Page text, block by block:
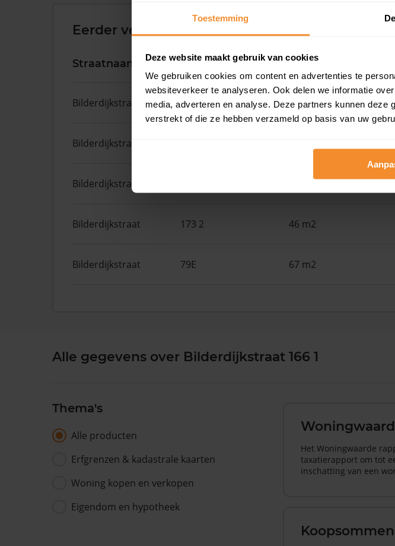
Toestemming
Deze website maakt gebruik van cookies
We gebruiken cookies om content en advertenties te
websiteverkeer te analyseren. Ook delen we informatie
media, adverteren en analyse. Deze partners kunnen
verstrekt of die ze hebben verzameld op basis van uw
Eerder verkochte woningen in de buurt
Straatnaam Huisnr. Woonoppervlak
Bilderdijkstraat 173 1 46 m2
Bilderdijkstraat
Bilderdijkstraat 61 m2
Bilderdijkstraat 173 2 46 m2
Bilderdijkstraat 79E 67 m2
Alle gegevens over Bilderdijkstraat 166 1
Thema's
Alle producten
Erfgrenzen & kadastrale kaarten
Woning kopen en verkopen
Eigendom en hypotheek
Het Woningwaarde
taxatierapport om tot
inschatting van een